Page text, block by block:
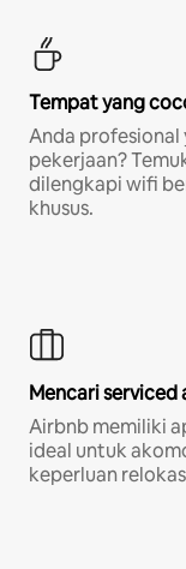
Tempat yang
Anda profesional
pekerjaan?
dilengkapi wifi
khusus.
Mencari
Airbnb memiliki
ideal untuk
keperluan